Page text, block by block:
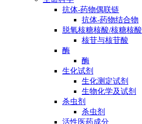
抗体-药物偶联链
抗体-药物结合物
脱氧核糖核酸/核糖核酸
核苷与核苷酸
酶
酶
生化试剂
生化测定试剂
生物化学及试剂
杀虫剂
杀虫剂
活性医药成分